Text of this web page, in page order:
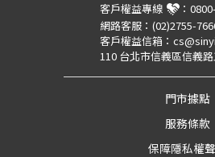
客戶權益專線 ：
網路客服： (02)2755-
客戶權益信箱：
110 台北市信義區信義
門市據點
服務條款
保障隱私權